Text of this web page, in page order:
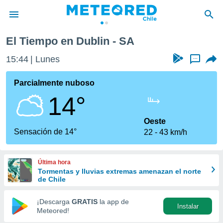
de
por
se
calidad.
a este
las
y
forma
digital
basada
El Tiempo en Dublin - SA
15:44 Lunes ...
Parcialmente nuboso
14°
Sensación de 14°
Oeste
22
43 km/h
Última hora
Tormentas y lluvias extremas amenazan el norte
de Chile
¡Descarga GRATIS la app de
Meteored!
Instalar